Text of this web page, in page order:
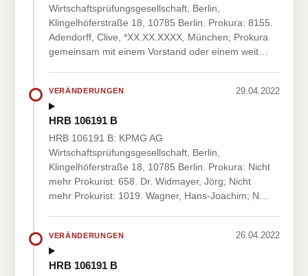
Wirtschaftsprüfungsgesellschaft, Berlin,
Klingelhöferstraße 18, 10785 Berlin. Prokura: 8155.
Adendorff, Clive, *XX.XX.XXXX, München; Prokura
gemeinsam mit einem Vorstand oder einem weit…
VERÄNDERUNGEN 29.04.2022
HRB 106191 B
HRB 106191 B: KPMG AG
Wirtschaftsprüfungsgesellschaft, Berlin,
Klingelhöferstraße 18, 10785 Berlin. Prokura: Nicht
mehr Prokurist: 658. Dr. Widmayer, Jörg; Nicht
mehr Prokurist: 1019. Wagner, Hans-Joachim; N…
VERÄNDERUNGEN 26.04.2022
HRB 106191 B